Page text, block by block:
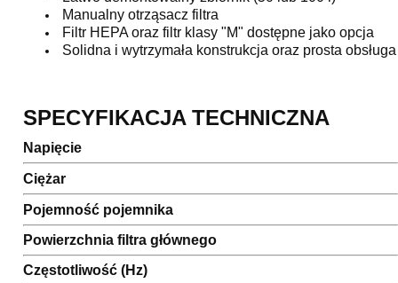
Manualny otrząsacz filtra
Filtr HEPA oraz filtr klasy "M" dostępne jako opcja
Solidna i wytrzymała konstrukcja oraz prosta obsługa
SPECYFIKACJA TECHNICZNA
Napięcie
Ciężar
Pojemność pojemnika
Powierzchnia filtra głównego
Częstotliwość (Hz)